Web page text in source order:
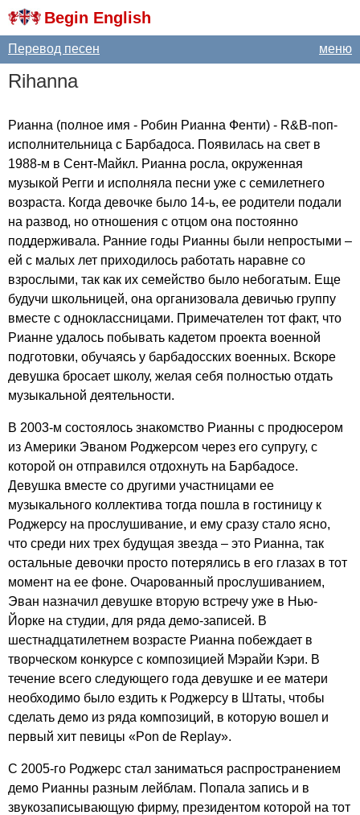
Begin English
меню
Перевод песен
Rihanna
Рианна (полное имя - Робин Рианна Фенти) - R&B-поп-
исполнительница с Барбадоса. Появилась на свет в
1988-м в Сент-Майкл. Рианна росла, окруженная
музыкой Регги и исполняла песни уже с семилетнего
возраста. Когда девочке было 14-ь, ее родители подали
на развод, но отношения с отцом она постоянно
поддерживала. Ранние годы Рианны были непростыми –
ей с малых лет приходилось работать наравне со
взрослыми, так как их семейство было небогатым. Еще
будучи школьницей, она организовала девичью группу
вместе с одноклассницами. Примечателен тот факт, что
Рианне удалось побывать кадетом проекта военной
подготовки, обучаясь у барбадосских военных. Вскоре
девушка бросает школу, желая себя полностью отдать
музыкальной деятельности.
В 2003-м состоялось знакомство Рианны с продюсером
из Америки Эваном Роджерсом через его супругу, с
которой он отправился отдохнуть на Барбадосе.
Девушка вместе со другими участницами ее
музыкального коллектива тогда пошла в гостиницу к
Роджерсу на прослушивание, и ему сразу стало ясно,
что среди них трех будущая звезда – это Рианна, так
остальные девочки просто потерялись в его глазах в тот
момент на ее фоне. Очарованный прослушиванием,
Эван назначил девушке вторую встречу уже в Нью-
Йорке на студии, для ряда демо-записей. В
шестнадцатилетнем возрасте Рианна побеждает в
творческом конкурсе с композицией Мэрайи Кэри. В
течение всего следующего года девушке и ее матери
необходимо было ездить к Роджерсу в Штаты, чтобы
сделать демо из ряда композиций, в которую вошел и
первый хит певицы «Pon de Replay».
С 2005-го Роджерс стал заниматься распространением
демо Рианны разным лейблам. Попала запись и в
звукозаписывающую фирму, президентом которой на тот